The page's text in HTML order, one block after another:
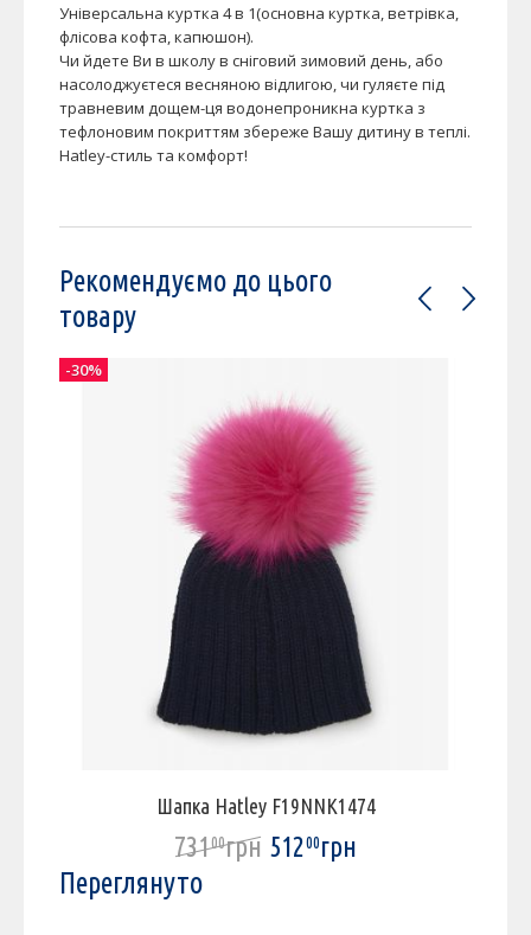
Універсальна куртка 4 в 1(основна куртка, ветрівка,
флісова кофта, капюшон).
Чи йдете Ви в школу в сніговий зимовий день, або
насолоджуєтеся весняною відлигою, чи гуляєте під
травневим дощем-ця водонепроникна куртка з
тефлоновим покриттям збереже Вашу дитину в теплі.
Hatley-стиль та комфорт!
Рекомендуємо до цього
товару
Шапка Hatley F19NNK1474
73100грн 51200грн
-30%
Переглянуто